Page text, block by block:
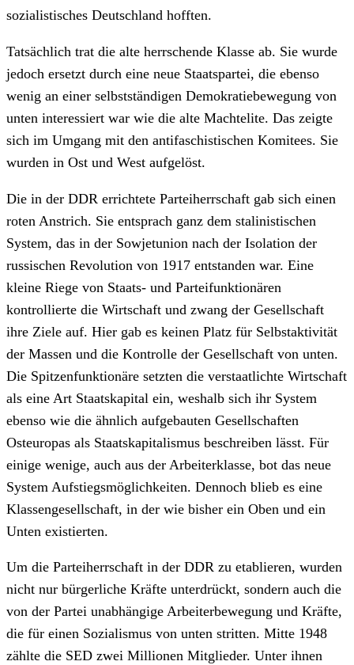
sozialistisches Deutschland hofften.
Tatsächlich trat die alte herrschende Klasse ab. Sie wurde
jedoch ersetzt durch eine neue Staatspartei, die ebenso
wenig an einer selbstständigen Demokratiebewegung von
unten interessiert war wie die alte Machtelite. Das zeigte
sich im Umgang mit den antifaschistischen Komitees. Sie
wurden in Ost und West aufgelöst.
Die in der DDR errichtete Parteiherrschaft gab sich einen
roten Anstrich. Sie entsprach ganz dem stalinistischen
System, das in der Sowjetunion nach der Isolation der
russischen Revolution von 1917 entstanden war. Eine
kleine Riege von Staats- und Parteifunktionären
kontrollierte die Wirtschaft und zwang der Gesellschaft
ihre Ziele auf. Hier gab es keinen Platz für Selbstaktivität
der Massen und die Kontrolle der Gesellschaft von unten.
Die Spitzenfunktionäre setzten die verstaatlichte Wirtschaft
als eine Art Staatskapital ein, weshalb sich ihr System
ebenso wie die ähnlich aufgebauten Gesellschaften
Osteuropas als Staatskapitalismus beschreiben lässt. Für
einige wenige, auch aus der Arbeiterklasse, bot das neue
System Aufstiegsmöglichkeiten. Dennoch blieb es eine
Klassengesellschaft, in der wie bisher ein Oben und ein
Unten existierten.
Um die Parteiherrschaft in der DDR zu etablieren, wurden
nicht nur bürgerliche Kräfte unterdrückt, sondern auch die
von der Partei unabhängige Arbeiterbewegung und Kräfte,
die für einen Sozialismus von unten stritten. Mitte 1948
zählte die SED zwei Millionen Mitglieder. Unter ihnen